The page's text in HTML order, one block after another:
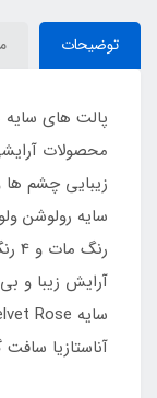
توضیحات
پالت های سایه
محصولات
زیبایی چشم ها
آرایش زیبا و
آناستازیا سافت